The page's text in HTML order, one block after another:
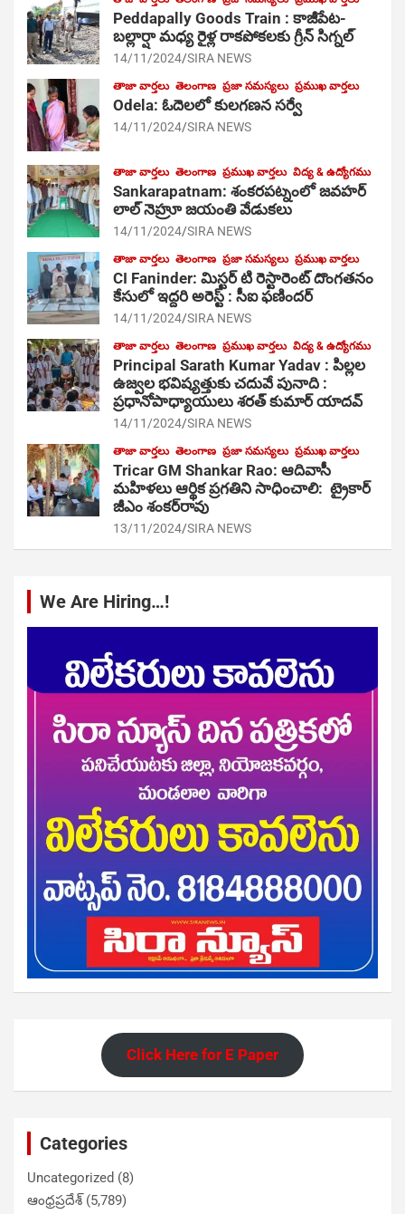
Peddapally Goods Train : కాజీపేట-
బల్లార్షా మధ్య రైళ్ల రాకపోకలకు గ్రీన్ సిగ్నల్
14/11/2024 SIRA NEWS
తాజా వార్తలు తెలంగాణ ప్రజా సమస్యలు ప్రముఖ వార్తలు
Odela: ఓదెలలో కులగణన సర్వే
14/11/2024 SIRA NEWS
తాజా వార్తలు తెలంగాణ ప్రముఖ వార్తలు విద్య & ఉద్యోగము
Sankarapatnam: శంకరపట్నంలో జవహర్
లాల్ నెహ్రూ జయంతి వేడుకలు
14/11/2024 SIRA NEWS
తాజా వార్తలు తెలంగాణ ప్రజా సమస్యలు ప్రముఖ వార్తలు
CI Faninder: మిస్టర్ టి రెస్టారెంట్ దొంగతనం
కేసులో ఇద్దరి అరెస్ట్ : సీఐ ఫణిందర్
14/11/2024 SIRA NEWS
తాజా వార్తలు తెలంగాణ ప్రముఖ వార్తలు విద్య & ఉద్యోగము
Principal Sarath Kumar Yadav : పిల్లల
ఉజ్వల భవిష్యత్తుకు చదువే పునాది :
ప్రధానోపాధ్యాయులు శరత్ కుమార్ యాదవ్
14/11/2024 SIRA NEWS
తాజా వార్తలు తెలంగాణ ప్రజా సమస్యలు ప్రముఖ వార్తలు
Tricar GM Shankar Rao: ఆదివాసీ
మహిళలు ఆర్థిక ప్రగతిని సాధించాలి: ట్రైకార్
జీఎం శంకర్‌రావు
13/11/2024 SIRA NEWS
We Are Hiring…!
Click Here for E Paper
Categories
Uncategorized (8)
ఆంధ్రప్రదేశ్(5,789)